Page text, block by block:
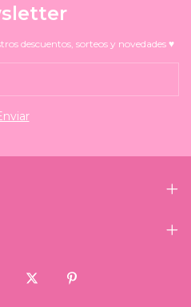
descuentos, sorteos y novedades ♥